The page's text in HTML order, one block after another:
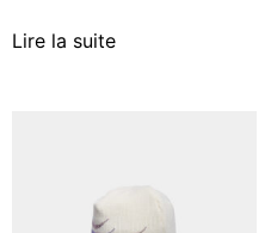
Lire la suite